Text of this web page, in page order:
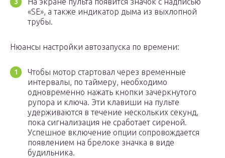
«SE», а также индикатор дыма из выхлопной
трубы.
Нюансы настройки автозапуска по времени:
Чтобы мотор стартовал через временные
интервалы, по таймеру, необходимо
одновременно нажать кнопки зачеркнутого
рупора и ключа. Эти клавиши на пульте
удерживаются в течение нескольких секунд,
пока сигнализация не сработает сиреной.
Успешное включение опции сопровождается
появлением на брелоке значка в виде
будильника.